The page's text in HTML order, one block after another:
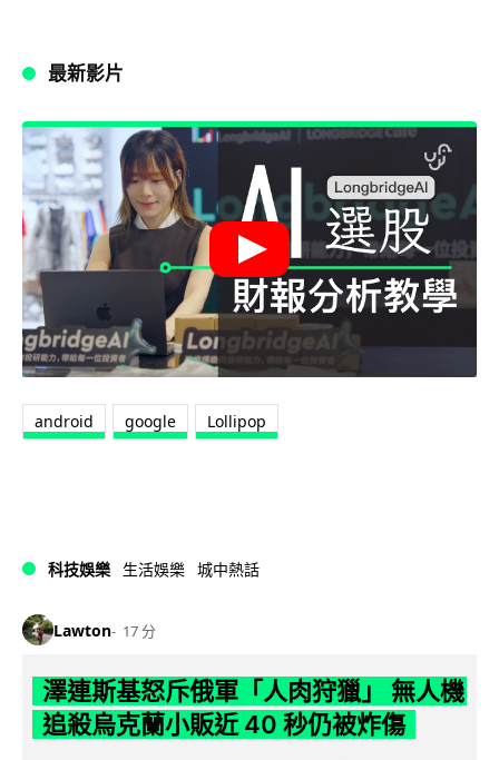
最新影片
android google Lollipop
科技娛樂 生活娛樂 城中熱話
Lawton 17 分
澤連斯基怒斥俄軍「人肉狩獵」 無人機
追殺烏克蘭小販近 40 秒仍被炸傷